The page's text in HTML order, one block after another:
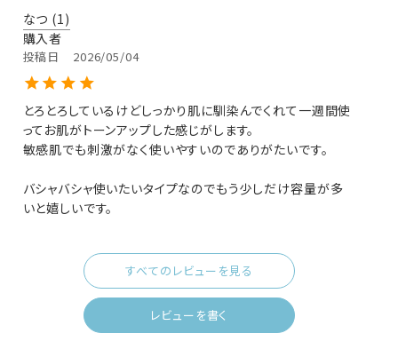
なつ 1
購入者
投稿日 2026/05/04
とろとろしているけどしっかり肌に馴染んでくれて一週間使
ってお肌がトーンアップした感じがします。
敏感肌でも刺激がなく使いやすいのでありがたいです。
バシャバシャ使いたいタイプなのでもう少しだけ容量が多
いと嬉しいです。
すべてのレビューを見る
レビューを書く